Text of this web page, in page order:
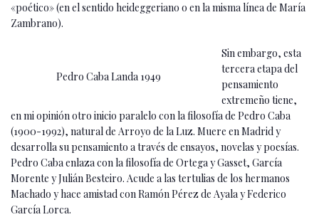
«poético» (en el sentido heideggeriano o en la misma línea de María
Zambrano).
Pedro Caba Landa 1949
Sin embargo, esta
tercera etapa del
pensamiento
extremeño tiene,
en mi opinión otro inicio paralelo con la filosofía de Pedro Caba
(1900-1992), natural de Arroyo de la Luz. Muere en Madrid y
desarrolla su pensamiento a través de ensayos, novelas y poesías.
Pedro Caba enlaza con la filosofía de Ortega y Gasset, García
Morente y Julián Besteiro. Acude a las tertulias de los hermanos
Machado y hace amistad con Ramón Pérez de Ayala y Federico
García Lorca.